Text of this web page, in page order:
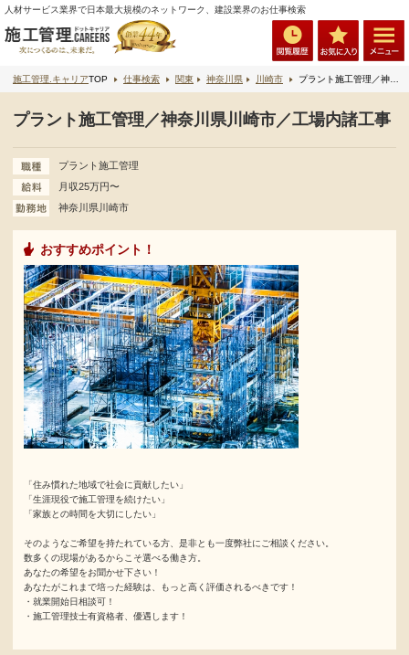
人材サービス業界で日本最大規模のネットワーク、建設業界のお仕事検索
施工管理.キャリアTOP 仕事検索 関東 神奈川県 川崎市 プラント施工管理／神奈川県川崎市／工場内諸工事
プラント施工管理／神奈川県川崎市／工場内諸工事
プラント施工管理
月収25万円〜
神奈川県川崎市
おすすめポイント！
「住み慣れた地域で社会に貢献したい」
「生涯現役で施工管理を続けたい」
「家族との時間を大切にしたい」
そのようなご希望を持たれている方、是非とも一度弊社にご相談ください。
数多くの現場があるからこそ選べる働き方。
あなたの希望をお聞かせ下さい！
あなたがこれまで培った経験は、もっと高く評価されるべきです！
・就業開始日相談可！
・施工管理技士有資格者、優遇します！